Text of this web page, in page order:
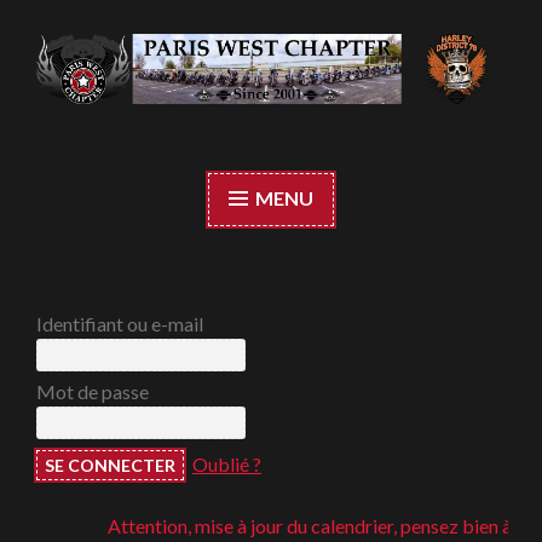
Accéder
au
contenu
MENU
Identifiant ou e-mail
Mot de passe
Oublié ?
Attention, mise à jour du calendrier, pensez bien à